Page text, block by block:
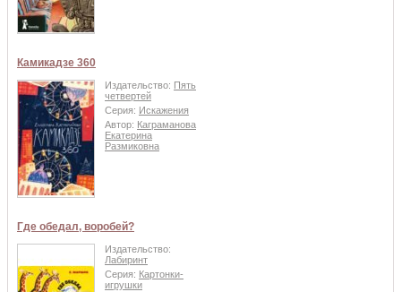
Камикадзе 360
Издательство: Пять
четвертей
Серия: Искажения
Автор: Каграманова
Екатерина
Размиковна
Где обедал, воробей?
Издательство:
Лабиринт
Серия: Картонки-
игрушки